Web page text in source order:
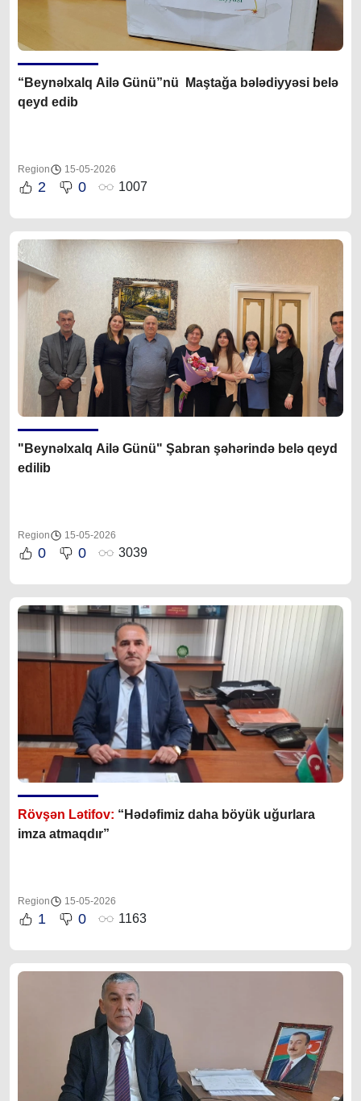
“ Beynəlxalq Ailə Günü”nü Maştağa bələdiyyəsi belə
qeyd edib
Region 15-05-2026
2 0 1007
"Beynəlxalq Ailə Günü" Şabran şəhərində belə qeyd
edilib
Region 15-05-2026
0 0 3039
Rövşən Lətifov: “Hədəfimiz daha böyük uğurlara
imza atmaqdır”
Region 15-05-2026
1 0 1163